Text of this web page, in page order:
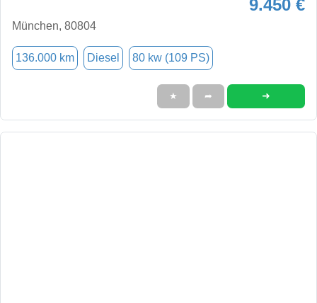
9.450 €
München, 80804
136.000 km Diesel 80 kw (109 PS)
★ ➦ ➜